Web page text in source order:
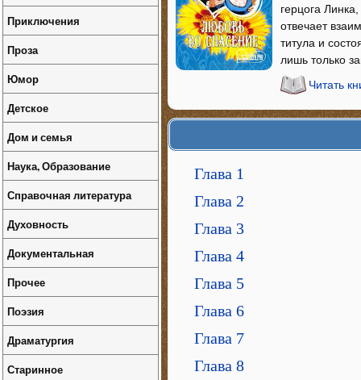
герцога
отвечает
титула и
лишь только
Читать
Глава 1
Глава 2
Глава 3
Глава 4
Глава 5
Глава 6
Глава 7
Глава 8
Приключения
Проза
Юмор
Детское
Дом и семья
Наука, Образование
Справочная литература
Духовность
Документальная
Прочее
Поэзия
Драматургия
Старинное